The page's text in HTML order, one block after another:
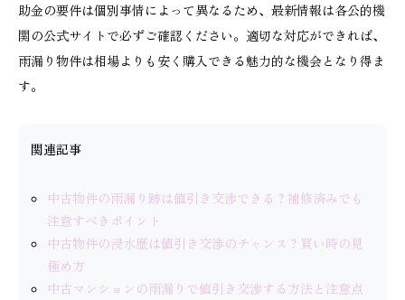
助金の要件は個別事情によって異なるため、最新情報は各公的機
関の公式サイトで必ずご確認ください。適切な対応ができれば、
雨漏り物件は相場よりも安く購入できる魅力的な機会となり得ま
す。
関連記事
中古物件の雨漏り跡は値引き交渉できる？補修済みでも
注意すべきポイント
中古物件の浸水歴は値引き交渉のチャンス？買い時の見
極め方
中古マンションの雨漏りで値引き交渉する方法と注意点